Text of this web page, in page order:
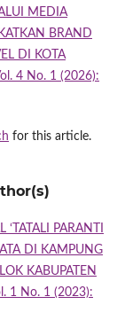
MEDIA
BRAND
DI KOTA
4 No. 1 (2026):
for this article.
PARANTI
DI KAMPUNG
KABUPATEN
1 No. 1 (2023):